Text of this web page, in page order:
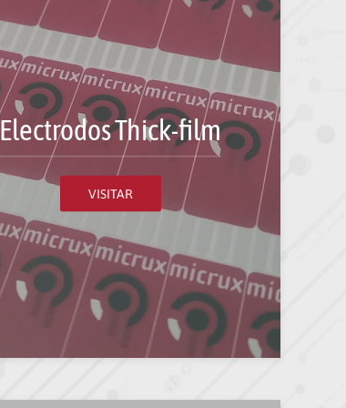
Electrodos Thick-film
VISITAR